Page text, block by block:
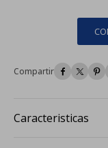
  
Caracteristicas